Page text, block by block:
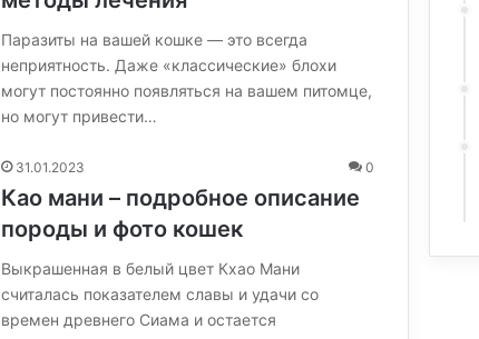
Паразиты на вашей кошке — это всегда
неприятность. Даже «классические» блохи
могут постоянно появляться на вашем питомце,
но могут привести…
31.01.2023 0
Као мани – подробное описание
породы и фото кошек
Выкрашенная в белый цвет Кхао Мани
считалась показателем славы и удачи со
времен древнего Сиама и остается